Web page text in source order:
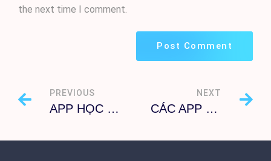
the next time I comment.
PREVIOUS
APP HỌC TIẾNG HÀN MIỄN PHÍ TỐT NHẤT
NEXT
CÁC APP HỌC TIẾNG HÀN